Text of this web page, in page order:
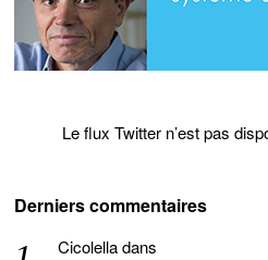
Le flux Twitter n’est pas
Derniers commentaires
Cicolelladans